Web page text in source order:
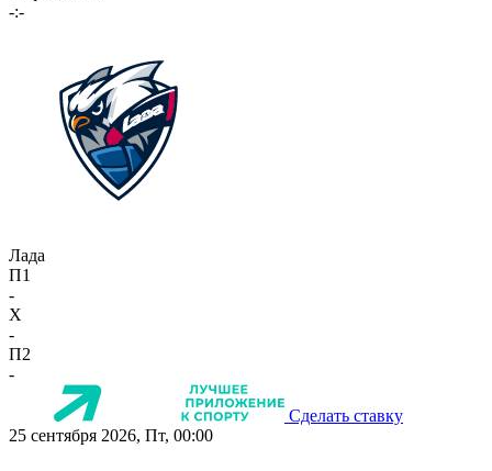
-:-
Лада
П1
-
X
-
П2
-
Сделать ставку
25 сентября 2026, Пт, 00:00